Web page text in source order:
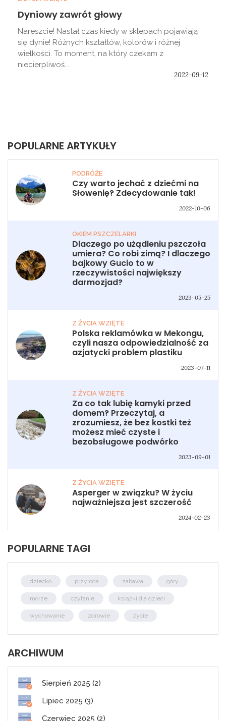
Dyniowy zawrót głowy
Nareszcie! Nastał czas kiedy w sklepach pojawiają
się dynie! Różnych kształtów, kolorów i różnej
wielkości. To moment, na który czekam z
niecierpliwoś...
2022-09-12
POPULARNE ARTYKUŁY
PODRÓŻE
Czy warto jechać z dziećmi na
Słowenię? Zdecydowanie tak!
2022-10-06
OKIEM PSZCZELARKI
Dlaczego po użądleniu pszczoła
umiera? Co robi zimą? I dlaczego
bajkowy Gucio to w
rzeczywistości największy
darmozjad?
2023-05-25
Z ŻYCIA WZIĘTE
Polska reklamówka w Mekongu,
czyli nasza odpowiedzialność za
azjatycki problem plastiku
2023-07-11
Z ŻYCIA WZIĘTE
Za co tak lubię kamyki przed
domem? Przeczytaj, a
zrozumiesz, że bez kostki też
możesz mieć czyste i
bezobsługowe podwórko
2023-09-01
Z ŻYCIA WZIĘTE
Asperger w związku? W życiu
najważniejsza jest szczerość
2024-02-23
POPULARNE TAGI
dziecko przyroda zabawa góry
morze czytanie książki dla dzieci
wychowanie zdrowie życie
ARCHIWUM
Sierpień 2025 (2)
Lipiec 2025 (3)
Czerwiec 2025 (2)